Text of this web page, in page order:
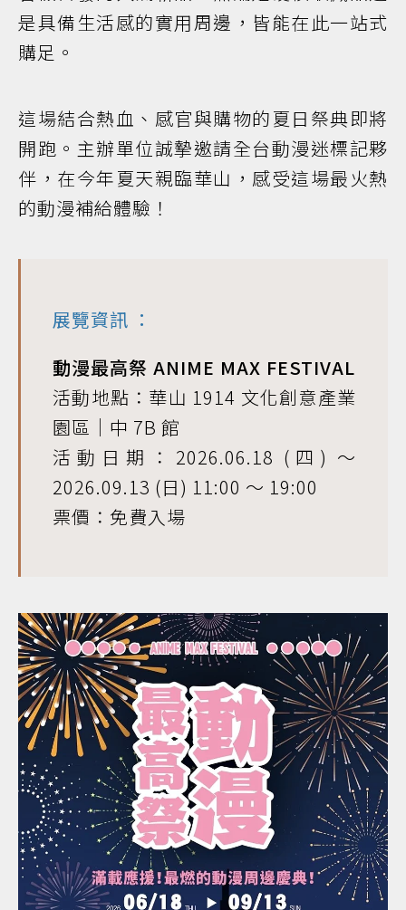
是具備生活感的實用周邊，皆能在此一站式
購足。
這場結合熱血、感官與購物的夏日祭典即將
開跑。主辦單位誠摯邀請全台動漫迷標記夥
伴，在今年夏天親臨華山，感受這場最火熱
的動漫補給體驗！
展覽資訊 ：
動漫最高祭 ANIME MAX FESTIVAL
活動地點：華山 1914 文化創意產業
園區｜中 7B 館
活動日期：2026.06.18 (四) ～
2026.09.13 (日) 11:00 ～ 19:00
票價：免費入場